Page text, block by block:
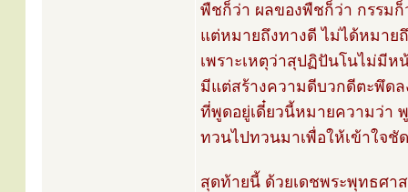
พืชก็ว่า ผลของพืชก็ว่า กรรมก็
แต่หมายถึงทางดี ไม่ได้หมาย
เพราะเหตุว่าสุปฏิปันโนไม่มีห
มีแต่สร้างความดีบวกดีตะพึดล
ที่พูดอยู่เดี๋ยวนี้หมายความว่า
ทวนไปทวนมาเพื่อให้เข้าใจชั
สุดท้ายนี้ ด้วยเดชพระพุทธศา